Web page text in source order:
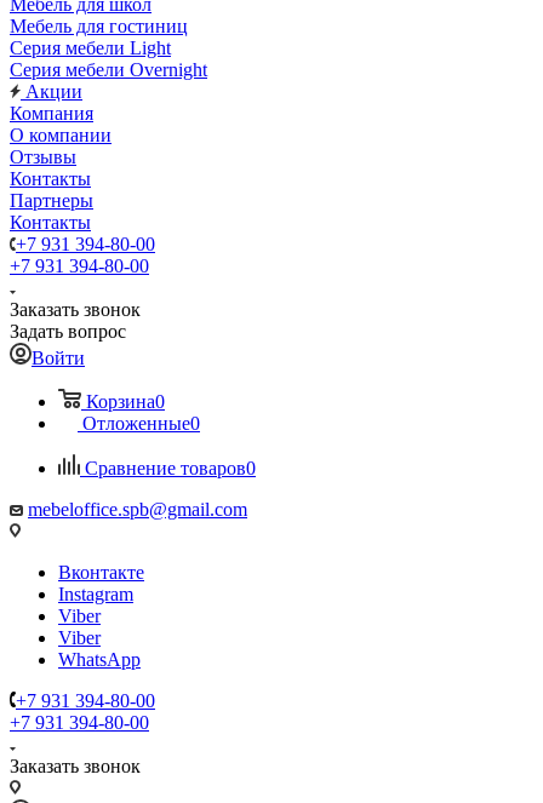
Мебель для школ
Мебель для гостиниц
Серия мебели Light
Серия мебели Overnight
Акции
Компания
О компании
Отзывы
Контакты
Партнеры
Контакты
+7 931 394-80-00
+7 931 394-80-00
Заказать звонок
Задать вопрос
Войти
Корзина0
Отложенные0
Сравнение товаров0
mebeloffice.spb@gmail.com
Вконтакте
Instagram
Viber
Viber
WhatsApp
+7 931 394-80-00
+7 931 394-80-00
Заказать звонок